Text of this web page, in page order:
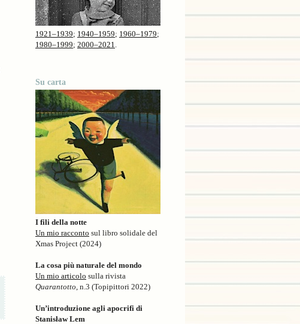
1921–1939; 1940–1959; 1960–1979;
1980–1999; 2000–2021
Su carta
I fili della notte
Un mio racconto sul libro solidale del
Xmas Project (2024)
La cosa più naturale del mondo
Un mio articolo sulla rivista
Quarantotto , n.3 (Topipittori 2022)
Un’introduzione agli apocrifi di
Stanisław Lem